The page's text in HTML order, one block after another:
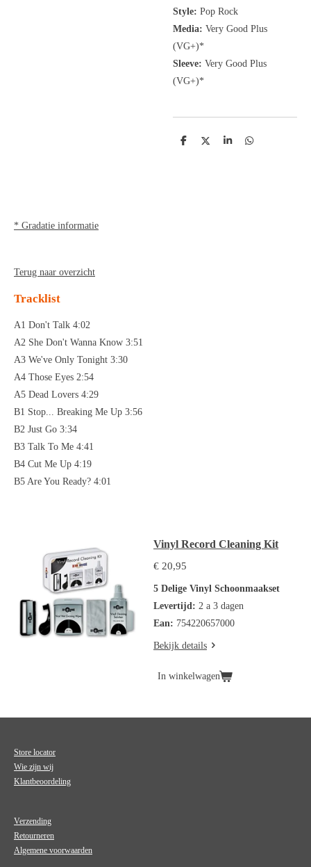
Style: Pop Rock
Media: Very Good Plus
(VG+)*
Sleeve: Very Good Plus
(VG+)*
D
D
S
D
* Gradatie informatie
Terug naar overzicht
Tracklist
A1 Don't Talk 4:02
A2 She Don't Wanna Know 3:51
A3 We've Only Tonight 3:30
A4 Those Eyes 2:54
A5 Dead Lovers 4:29
B1 Stop... Breaking Me Up 3:56
B2 Just Go 3:34
B3 Talk To Me 4:41
B4 Cut Me Up 4:19
B5 Are You Ready? 4:01
Vinyl Record Cleaning Kit
€ 20,95
5 Delige Vinyl Schoonmaakset
Levertijd: 2 a 3 dagen
Ean: 754220657000
Bekijk details
In winkelwagen
Store locator
Wie zijn wij
Klantbeoordeling
Verzending
Retourneren
Algemene voorwaarden